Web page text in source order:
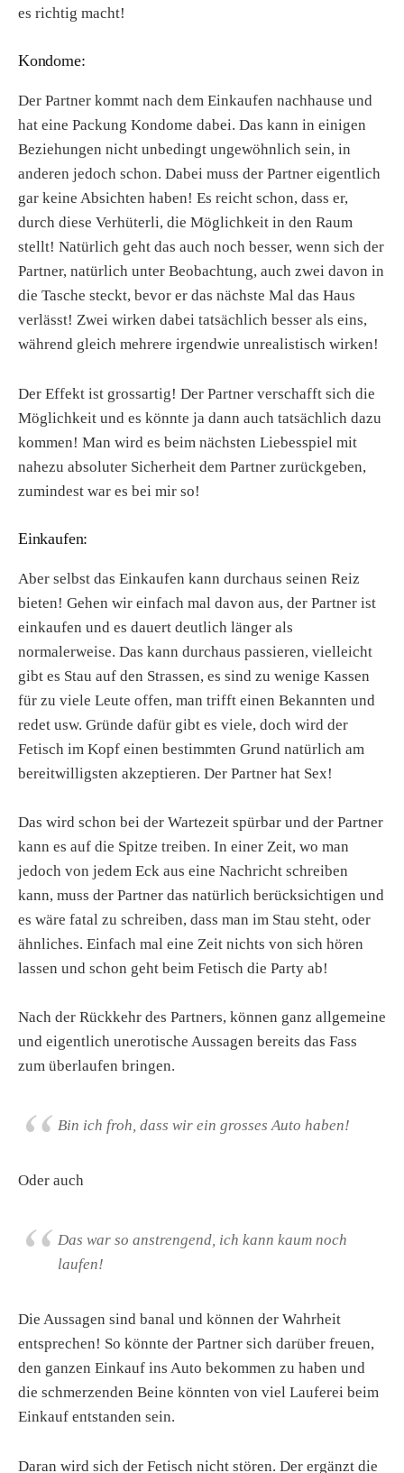
es richtig macht!
Kondome:
Der Partner kommt nach dem Einkaufen nachhause und
hat eine Packung Kondome dabei. Das kann in einigen
Beziehungen nicht unbedingt ungewöhnlich sein, in
anderen jedoch schon. Dabei muss der Partner eigentlich
gar keine Absichten haben! Es reicht schon, dass er,
durch diese Verhüterli, die Möglichkeit in den Raum
stellt! Natürlich geht das auch noch besser, wenn sich der
Partner, natürlich unter Beobachtung, auch zwei davon in
die Tasche steckt, bevor er das nächste Mal das Haus
verlässt! Zwei wirken dabei tatsächlich besser als eins,
während gleich mehrere irgendwie unrealistisch wirken!
Der Effekt ist grossartig! Der Partner verschafft sich die
Möglichkeit und es könnte ja dann auch tatsächlich dazu
kommen! Man wird es beim nächsten Liebesspiel mit
nahezu absoluter Sicherheit dem Partner zurückgeben,
zumindest war es bei mir so!
Einkaufen:
Aber selbst das Einkaufen kann durchaus seinen Reiz
bieten! Gehen wir einfach mal davon aus, der Partner ist
einkaufen und es dauert deutlich länger als
normalerweise. Das kann durchaus passieren, vielleicht
gibt es Stau auf den Strassen, es sind zu wenige Kassen
für zu viele Leute offen, man trifft einen Bekannten und
redet usw. Gründe dafür gibt es viele, doch wird der
Fetisch im Kopf einen bestimmten Grund natürlich am
bereitwilligsten akzeptieren. Der Partner hat Sex!
Das wird schon bei der Wartezeit spürbar und der Partner
kann es auf die Spitze treiben. In einer Zeit, wo man
jedoch von jedem Eck aus eine Nachricht schreiben
kann, muss der Partner das natürlich berücksichtigen und
es wäre fatal zu schreiben, dass man im Stau steht, oder
ähnliches. Einfach mal eine Zeit nichts von sich hören
lassen und schon geht beim Fetisch die Party ab!
Nach der Rückkehr des Partners, können ganz allgemeine
und eigentlich unerotische Aussagen bereits das Fass
zum überlaufen bringen.
Bin ich froh, dass wir ein grosses Auto haben!
Oder auch
Das war so anstrengend, ich kann kaum noch
laufen!
Die Aussagen sind banal und können der Wahrheit
entsprechen! So könnte der Partner sich darüber freuen,
den ganzen Einkauf ins Auto bekommen zu haben und
die schmerzenden Beine könnten von viel Lauferei beim
Einkauf entstanden sein.
Daran wird sich der Fetisch nicht stören. Der ergänzt die